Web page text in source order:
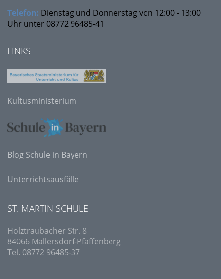
Telefon: Dienstag und Donnerstag von 12:00 - 13:00
Uhr unter 08772 96485-41
LINKS
Kultusministerium
Blog Schule in Bayern
Unterrichtsausfälle
ST. MARTIN SCHULE
Holztraubacher Str. 8
84066 Mallersdorf-Pfaffenberg
Tel. 08772 96485-37